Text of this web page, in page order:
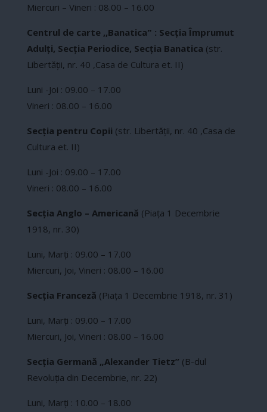
Miercuri – Vineri : 08.00 – 16.00
Centrul de carte ,,Banaticaˮ : Secția Împrumut
Adulți, Secția Periodice, Secția Banatica (str.
Libertăţii, nr. 40 ,Casa de Cultura et. II)
Luni -Joi : 09.00 – 17.00
Vineri : 08.00 – 16.00
Secția pentru Copii (str. Libertăţii, nr. 40 ,Casa de
Cultura et. II)
Luni -Joi : 09.00 – 17.00
Vineri : 08.00 – 16.00
Secția Anglo – Americană (Piaţa 1 Decembrie
1918, nr. 30)
Luni, Marți : 09.00 – 17.00
Miercuri, Joi, Vineri : 08.00 – 16.00
Secția Franceză (Piaţa 1 Decembrie 1918, nr. 31)
Luni, Marți : 09.00 – 17.00
Miercuri, Joi, Vineri : 08.00 – 16.00
Secția Germană „Alexander Tietz” (B-dul
Revoluţia din Decembrie, nr. 22)
Luni, Marți : 10.00 – 18.00